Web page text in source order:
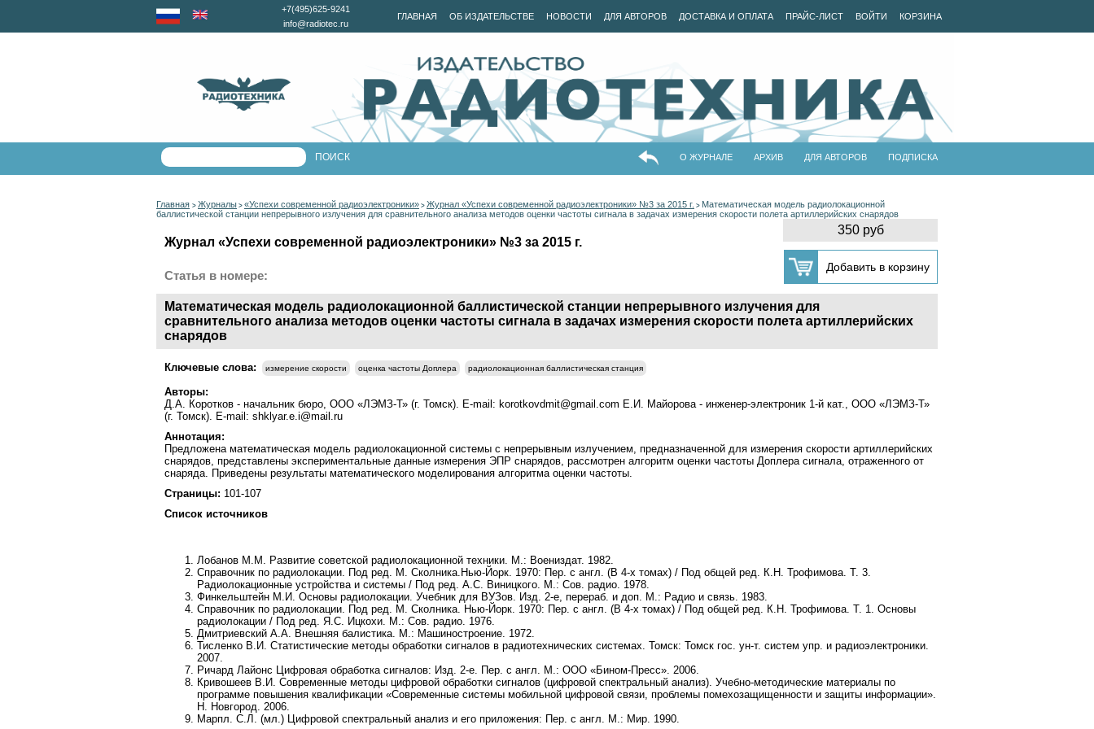
ГЛАВНАЯ ОБ ИЗДАТЕЛЬСТВЕ НОВОСТИ ДЛЯ АВТОРОВ ДОСТАВКА И ОПЛАТА ПРАЙС-ЛИСТ ВОЙТИ КОРЗИНА
+7(495)625-9241
info@radiotec.ru
О ЖУРНАЛЕ АРХИВ ДЛЯ АВТОРОВ ПОДПИСКА
Главная > Журналы > «Успехи современной радиоэлектроники» > Журнал «Успехи современной радиоэлектроники» №3 за 2015 г. > Математическая модель радиолокационной
баллистической станции непрерывного излучения для сравнительного анализа методов оценки частоты сигнала в задачах измерения скорости полета артиллерийских снарядов
350 руб
Журнал «Успехи современной радиоэлектроники» №3 за 2015 г.
Статья в номере:
Математическая модель радиолокационной баллистической станции непрерывного излучения для
сравнительного анализа методов оценки частоты сигнала в задачах измерения скорости полета артиллерийских
снарядов
Ключевые слова: измерение скорости оценка частоты Доплера радиолокационная баллистическая станция
Авторы:
Д.А. Коротков - начальник бюро, ООО «ЛЭМЗ-Т» (г. Томск). E-mail: korotkovdmit@gmail.com Е.И. Майорова - инженер-электроник 1-й кат., ООО «ЛЭМЗ-Т»
(г. Томск). E-mail: shklyar.e.i@mail.ru
Аннотация:
Предложена математическая модель радиолокационной системы с непрерывным излучением, предназначенной для измерения скорости артиллерийских
снарядов, представлены экспериментальные данные измерения ЭПР снарядов, рассмотрен алгоритм оценки частоты Доплера сигнала, отраженного от
снаряда. Приведены результаты математического моделирования алгоритма оценки частоты.
Страницы: 101-107
Список источников
Лобанов М.М.
Развитие советской радиолокационной техники. М.: Воениздат. 1982.
Справочник по радиолокации. Под ред. М. Сколника. Нью-Йорк. 1970: Пер. с англ. (В 4-х томах) / Под общей ред. К.Н. Трофимова. Т. 3.
Радиолокационные устройства и системы / Под ред. А.С. Виницкого . М.: Сов. радио. 1978.
Финкельштейн М.И. Основы радиолокации. Учебник для ВУЗов. Изд. 2-е, перераб. и доп. М.: Радио и связь. 1983.
Справочник по радиолокации. Под ред. М. Сколника . Нью-Йорк. 1970: Пер. с англ. (В 4-х томах) / Под общей ред. К.Н. Трофимова. Т. 1. Основы
радиолокации / Под ред. Я.С. Ицкохи . М.: Сов. радио. 1976.
Дмитриевский А.А. Внешняя балистика. М.: Машиностроение. 1972.
Тисленко В.И. Статистические методы обработки сигналов в радиотехнических системах. Томск: Томск гос. ун-т. систем упр. и радиоэлектроники.
2007.
Ричард Лайонс Цифровая обработка сигналов: Изд. 2-е. Пер. с англ. М.: ООО «Бином-Пресс». 2006.
Кривошеев В.И. Современные методы цифровой обработки сигналов (цифровой спектральный анализ). Учебно-методические материалы по
программе повышения квалификации «Современные системы мобильной цифровой связи, проблемы помехозащищенности и защиты информации».
Н. Новгород. 2006.
Марпл. С.Л. (мл.) Цифровой спектральный анализ и его приложения: Пер. с англ. М.: Мир. 1990.